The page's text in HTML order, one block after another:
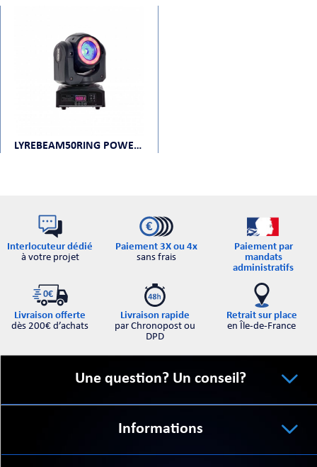
LYREBEAM50RING POWER LIGHTING
Interlocuteur dédié
à votre projet
Paiement 3X ou 4x
sans frais
Paiement par
mandats
administratifs
Livraison offerte
dès 200€ d’achats
Livraison rapide
par Chronopost ou
DPD
Retrait sur place
en Île-de-France
Une question? Un conseil?
Informations